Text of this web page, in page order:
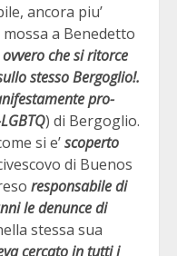
ancora piu’
a Benedetto
che si ritorce
stesso Bergoglio!.
pro-
) di Bergoglio.
si e’scoperto
di Buenos
responsabile di
le denunce di
stessa sua
cercato in tutti i